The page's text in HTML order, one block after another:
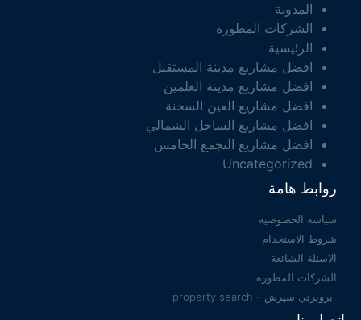
المدونة
الشركات المطورة
الرئيسية
افضل مشاريع مدينة المستقبل
افضل مشاريع مدينة العلمين
افضل مشاريع العين السخنة
افضل مشاريع الساحل الشمالي
افضل مشاريع التجمع الخامس
Uncategorized
روابط هامة
سياسة الخصوصية
شروط الاستخدام
الاسئلة الشائعة
الشركات المطورة
بروبرتي سيرش - property search